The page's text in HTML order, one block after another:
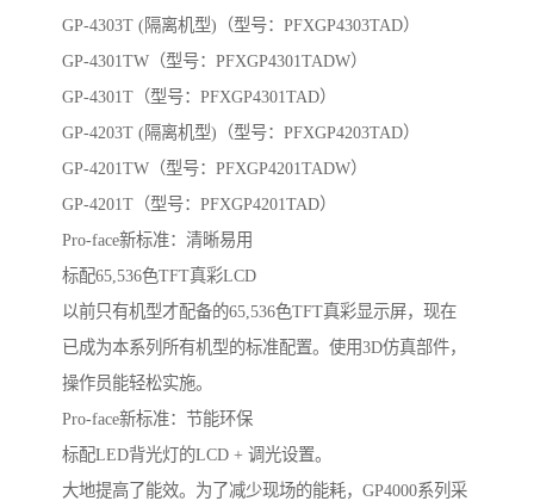
GP-4303T (隔离机型)（型号：PFXGP4303TAD）
GP-4301TW（型号：PFXGP4301TADW）
GP-4301T（型号：PFXGP4301TAD）
GP-4203T (隔离机型)（型号：PFXGP4203TAD）
GP-4201TW（型号：PFXGP4201TADW）
GP-4201T（型号：PFXGP4201TAD）
Pro-face新标准：清晰易用
标配65,536色TFT真彩LCD
以前只有机型才配备的65,536色TFT真彩显示屏，现在
已成为本系列所有机型的标准配置。使用3D仿真部件，
操作员能轻松实施。
Pro-face新标准：节能环保
标配LED背光灯的LCD + 调光设置。
大地提高了能效。为了减少现场的能耗，GP4000系列采